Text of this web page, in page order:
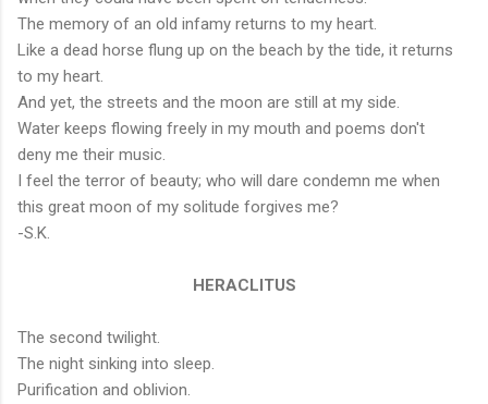
The memory of an old infamy returns to my heart.
Like a dead horse flung up on the beach by the tide, it returns
to my heart.
And yet, the streets and the moon are still at my side.
Water keeps flowing freely in my mouth and poems don't
deny me their music.
I feel the terror of beauty; who will dare condemn me when
this great moon of my solitude forgives me?
-S.K.
HERACLITUS
The second twilight.
The night sinking into sleep.
Purification and oblivion.